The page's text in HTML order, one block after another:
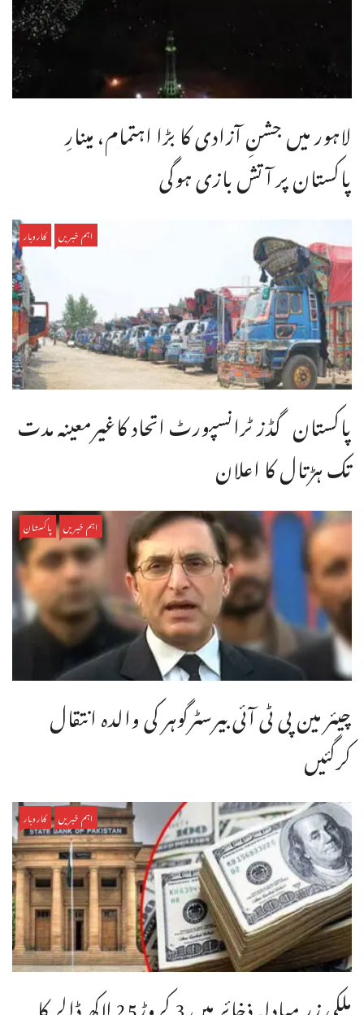
لاہور میں جشنِ آزادی کا بڑا اہتمام، مینارِ
پاکستان پر آتش بازی ہوگی
اہم خبریں کاروبار
پاکستان گڈز ٹرانسپورٹ اتحاد کاغیرمعینہ مدت
تک ہڑتال کا اعلان
اہم خبریں پاکستان
چیئر مین پی ٹی آئی بیرسٹرگوہر کی والدہ انتقال
کرگئیں
اہم خبریں کاروبار
ملکی زر مبادلہ ذخائر میں 3 کروڑ25 لاکھ ڈالر کا